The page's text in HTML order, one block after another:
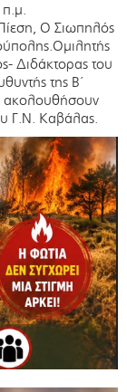
Ο Σιωπηλός
Διδάκτορας του
της Β΄
ακολουθήσουν
Γ.Ν. Καβάλας.